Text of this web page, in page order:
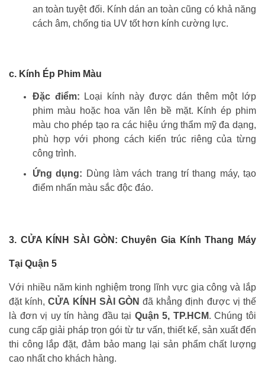
an toàn tuyệt đối. Kính dán an toàn cũng có khả năng
cách âm, chống tia UV tốt hơn kính cường lực.
c. Kính Ép Phim Màu
Đặc điểm: Loại kính này được dán thêm một lớp
phim màu hoặc hoa văn lên bề mặt. Kính ép phim
màu cho phép tạo ra các hiệu ứng thẩm mỹ đa dạng,
phù hợp với phong cách kiến trúc riêng của từng
công trình.
Ứng dụng: Dùng làm vách trang trí thang máy, tạo
điểm nhấn màu sắc độc đáo.
3. CỬA KÍNH SÀI GÒN: Chuyên Gia Kính Thang Máy
Tại Quận 5
Với nhiều năm kinh nghiệm trong lĩnh vực gia công và lắp
đặt kính,CỬA KÍNH SÀI GÒN đã khẳng định được vị thế
là đơn vị uy tín hàng đầu tại Quận 5, TP.HCM. Chúng tôi
cung cấp giải pháp trọn gói từ tư vấn, thiết kế, sản xuất đến
thi công lắp đặt, đảm bảo mang lại sản phẩm chất lượng
cao nhất cho khách hàng.